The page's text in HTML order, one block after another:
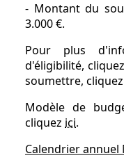
- Montant du
3.000 €.
Pour plus
d'éligibilité, cliquez
soumettre, cliquez
Modèle de
cliquez ici.
Calendrier annuel